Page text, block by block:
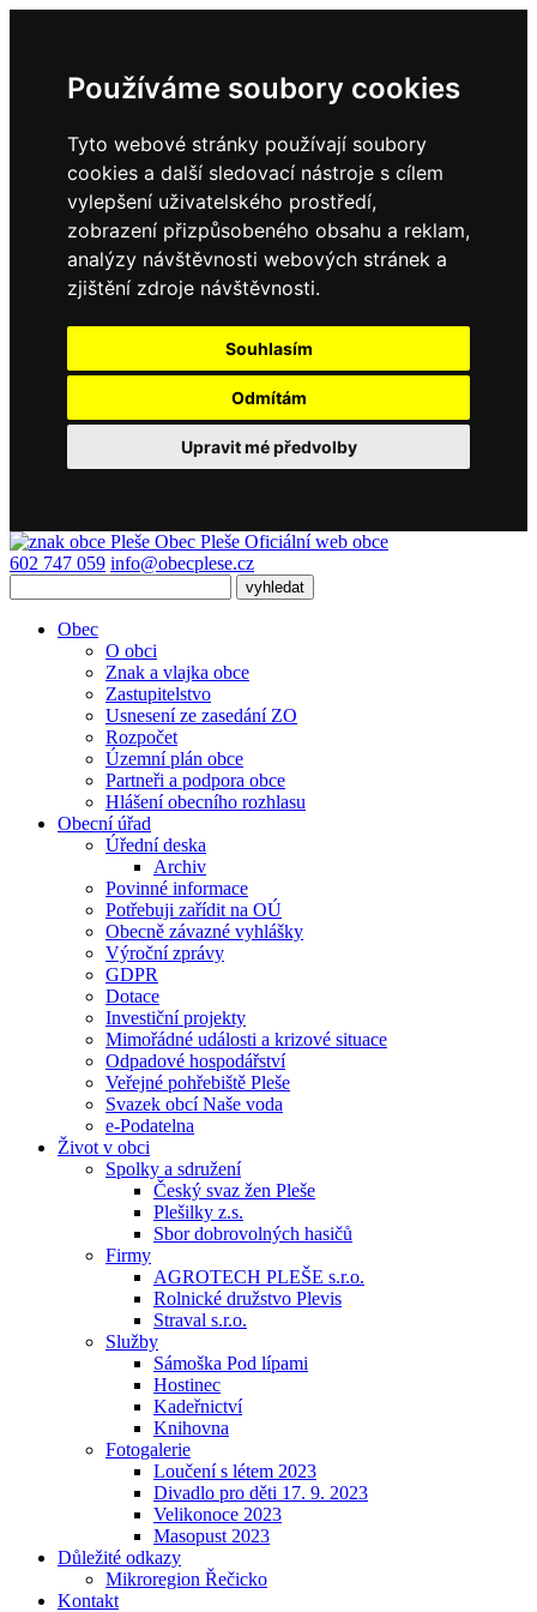
Používáme soubory cookies
Tyto webové stránky používají soubory
cookies a další sledovací nástroje s cílem
vylepšení uživatelského prostředí,
zobrazení přizpůsobeného obsahu a reklam,
analýzy návštěvnosti webových stránek a
zjištění zdroje návštěvnosti.
Souhlasím
Odmítám
Upravit mé předvolby
Obec Pleše Oficiální web obce
602 747 059 info@obecplese.cz
Obec
O obci
Znak a vlajka obce
Zastupitelstvo
Usnesení ze zasedání ZO
Rozpočet
Územní plán obce
Partneři a podpora obce
Hlášení obecního rozhlasu
Obecní úřad
Úřední deska
Archiv
Povinné informace
Potřebuji zařídit na OÚ
Obecně závazné vyhlášky
Výroční zprávy
GDPR
Dotace
Investiční projekty
Mimořádné události a krizové situace
Odpadové hospodářství
Veřejné pohřebiště Pleše
Svazek obcí Naše voda
e-Podatelna
Život v obci
Spolky a sdružení
Český svaz žen Pleše
Plešilky z.s.
Sbor dobrovolných hasičů
Firmy
AGROTECH PLEŠE s.r.o.
Rolnické družstvo Plevis
Straval s.r.o.
Služby
Sámoška Pod lípami
Hostinec
Kadeřnictví
Knihovna
Fotogalerie
Loučení s létem 2023
Divadlo pro děti 17. 9. 2023
Velikonoce 2023
Masopust 2023
Důležité odkazy
Mikroregion Řečicko
Kontakt